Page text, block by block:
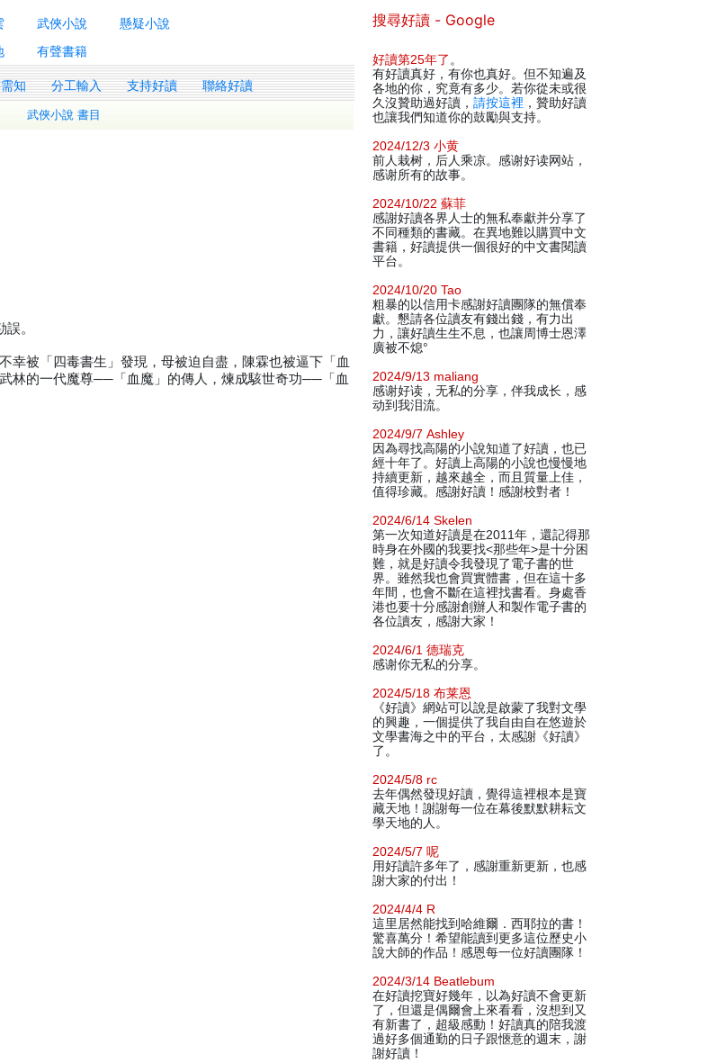
武俠小說
懸疑小說
有聲書籍
知 分工輸入 支持好讀 聯絡好讀
武俠小說 書目
。
幸被「四毒書生」發現，母被迫自盡，陳霖也被逼下「血
林的一代魔尊──「血魔」的傳人，煉成駭世奇功──「血
搜尋好讀 - Google
好讀第25年了 。
有好讀真好，有你也真好。但不知遍及
各地的你，究竟有多少。若你從未或很
久沒贊助過好讀， 請按這裡 ，贊助好讀
也讓我們知道你的鼓勵與支持。
2024/12/3 小黄
前人栽树，后人乘凉。感谢好读网站，
感谢所有的故事。
2024/10/22 蘇菲
感謝好讀各界人士的無私奉獻并分享了
不同種類的書藏。在異地難以購買中文
書籍，好讀提供一個很好的中文書閱讀
平台。
2024/10/20 Tao
粗暴的以信用卡感謝好讀團隊的無償奉
獻。懇請各位讀友有錢出錢，有力出
力，讓好讀生生不息，也讓周博士恩澤
廣被不熄°
2024/9/13 maliang
感谢好读，无私的分享，伴我成长，感
动到我泪流。
2024/9/7 Ashley
因為尋找高陽的小說知道了好讀，也已
經十年了。好讀上高陽的小說也慢慢地
持續更新，越來越全，而且質量上佳，
值得珍藏。感謝好讀！感謝校對者！
2024/6/14 Skelen
第一次知道好讀是在2011年，還記得那
時身在外國的我要找<那些年>是十分困
難，就是好讀令我發現了電子書的世
界。雖然我也會買實體書，但在這十多
年間，也會不斷在這裡找書看。身處香
港也要十分感謝創辦人和製作電子書的
各位讀友，感謝大家！
2024/6/1 德瑞克
感谢你无私的分享。
2024/5/18 布莱恩
《好讀》網站可以說是啟蒙了我對文學
的興趣，一個提供了我自由自在悠遊於
文學書海之中的平台，太感謝《好讀》
了。
2024/5/8 rc
去年偶然發現好讀，覺得這裡根本是寶
藏天地！謝謝每一位在幕後默默耕耘文
學天地的人。
2024/5/7 呢
用好讀許多年了，感謝重新更新，也感
謝大家的付出！
2024/4/4 R
這里居然能找到哈維爾．西耶拉的書！
驚喜萬分！希望能讀到更多這位歷史小
說大師的作品！感恩每一位好讀團隊！
2024/3/14 Beatlebum
在好讀挖寶好幾年，以為好讀不會更新
了，但還是偶爾會上來看看，沒想到又
有新書了，超級感動！好讀真的陪我渡
過好多個通勤的日子跟愜意的週末，謝
謝好讀！